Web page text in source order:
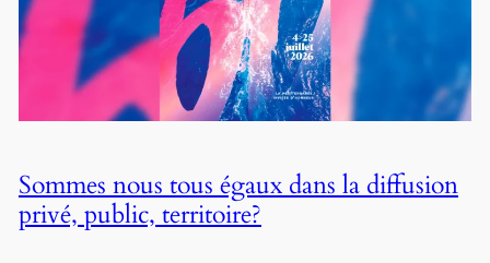
Sommes nous tous égaux dans la diffusion
privé, public, territoire?